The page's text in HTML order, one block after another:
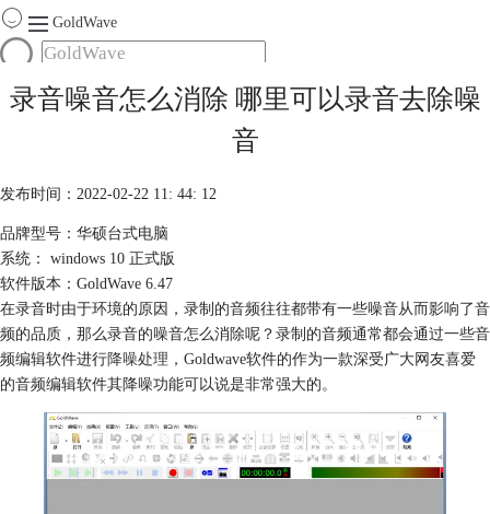
GoldWave
首页
产品
购买
录音噪音怎么消除 哪里可以录音去除噪
音
发布时间：2022-02-22 11: 44: 12
品牌型号：华硕台式电脑
系统： windows 10 正式版
软件版本：GoldWave 6.47
在录音时由于环境的原因，录制的音频往往都带有一些噪音从而影响了音
频的品质，那么录音的噪音怎么消除呢？录制的音频通常都会通过一些音
频编辑软件进行降噪处理 ，Goldwave软件的作为一款深受广大网友喜爱
的音频编辑软件其降噪功能可以说是非常强大的。